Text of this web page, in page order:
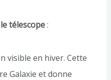
télescope:
visible en hiver. Cette
Galaxie et donne